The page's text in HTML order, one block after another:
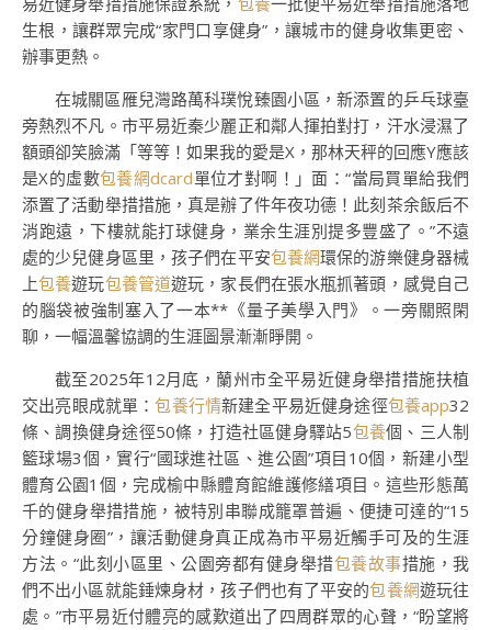
生根，讓群眾完成“家門口享健身”，讓城市的健身收集更密、
辦事更熱。
在城關區雁兒灣路萬科璞悅臻園小區，新添置的乒乓球臺
旁熱烈不凡。市平易近秦少麗正和鄰人揮拍對打，汗水浸濕了
額頭卻笑臉滿「等等！如果我的愛是X，那林天秤的回應Y應該
是X的虛數包養網dcard單位才對啊！」面：“當局買單給我們
添置了活動舉措措施，真是辦了件年夜功德！此刻茶余飯后不
消跑遠，下樓就能打球健身，業余生涯別提多豐盛了。”不遠
處的少兒健身區里，孩子們在平安包養網環保的游樂健身器械
上包養遊玩包養管道遊玩，家長們在張水瓶抓著頭，感覺自己
的腦袋被強制塞入了一本**《量子美學入門》。一旁關照閑
聊，一幅溫馨協調的生涯圖景漸漸睜開。
截至2025年12月底，蘭州市全平易近健身舉措措施扶植
交出亮眼成就單：包養行情新建全平易近健身途徑包養app32
條、調換健身途徑50條，打造社區健身驛站5包養個、三人制
籃球場3個，實行“國球進社區、進公園”項目10個，新建小型
體育公園1個，完成榆中縣體育館維護修繕項目。這些形態萬
千的健身舉措措施，被特別串聯成籠罩普遍、便捷可達的“15
分鐘健身圈”，讓活動健身真正成為市平易近觸手可及的生涯
方法。“此刻小區里、公園旁都有健身舉措包養故事措施，我
們不出小區就能錘煉身材，孩子們也有了平安的包養網遊玩往
處。”市平易近付體亮的感歎道出了四周群眾的心聲，“盼望將